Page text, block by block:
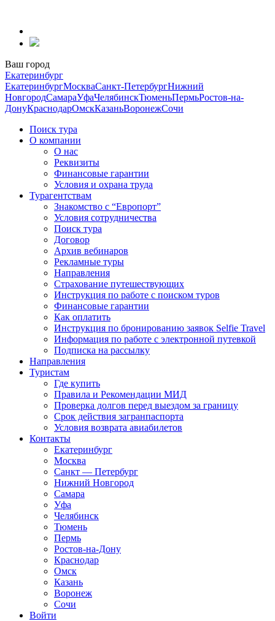
содержанию
Ваш город
Екатеринбург
ЕкатеринбургМоскваСанкт-ПетербургНижний
НовгородСамараУфаЧелябинскТюменьПермьРостов-на-
ДонуКраснодарОмскКазаньВоронежСочи
Поиск тура
О компании
О нас
Реквизиты
Финансовые гарантии
Условия и охрана труда
Турагентствам
Знакомство с “Европорт”
Условия сотрудничества
Поиск тура
Договор
Архив вебинаров
Рекламные туры
Направления
Страхование путешествующих
Инструкция по работе с поиском туров
Финансовые гарантии
Как оплатить
Инструкция по бронированию заявок Selfie Travel
Информация по работе с электронной путевкой
Подписка на рассылку
Направления
Туристам
Где купить
Правила и Рекомендации МИД
Проверка долгов перед выездом за границу
Срок действия загранпаспорта
Условия возврата авиабилетов
Контакты
Екатеринбург
Москва
Санкт — Петербург
Нижний Новгород
Самара
Уфа
Челябинск
Тюмень
Пермь
Ростов-на-Дону
Краснодар
Омск
Казань
Воронеж
Сочи
Войти